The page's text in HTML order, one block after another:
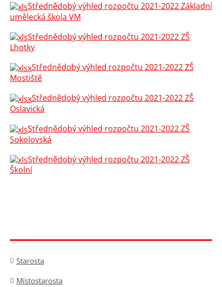
Střednědobý výhled rozpočtu 2021-2022 Základní
umělecká škola VM
Střednědobý výhled rozpočtu 2021-2022 ZŠ
Lhotky
Střednědobý výhled rozpočtu 2021-2022 ZŠ
Mostiště
Střednědobý výhled rozpočtu 2021-2022 ZŠ
Oslavická
Střednědobý výhled rozpočtu 2021-2022 ZŠ
Sokolovská
Střednědobý výhled rozpočtu 2021-2022 ZŠ
Školní
Starosta
Místostarosta